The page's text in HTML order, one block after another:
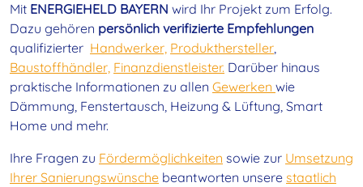
Mit ENERGIEHELD BAYERN wird Ihr Projekt zum Erfolg.
Dazu gehören persönlich verifizierte Empfehlungen
qualifizierter Handwerker, Produkthersteller,
Baustoffhändler, Finanzdienstleister. Darüber hinaus
praktische Informationen zu allen Gewerken wie
Dämmung, Fenstertausch, Heizung & Lüftung, Smart
Home und mehr.
Ihre Fragen zu Fördermöglichkeiten sowie zur Umsetzung
Ihrer Sanierungswünsche beantworten unsere staatlich